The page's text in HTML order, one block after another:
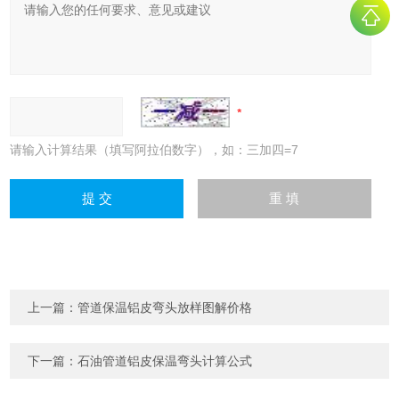
请输入计算结果（填写阿拉伯数字），如：三加四=7
上一篇：管道保温铝皮弯头放样图解价格
下一篇：石油管道铝皮保温弯头计算公式